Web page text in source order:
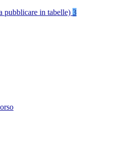
pubblicare in tabelle) 3